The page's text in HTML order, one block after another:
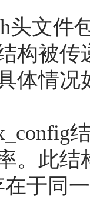
头文件
构被
体情况
。此结
在于同